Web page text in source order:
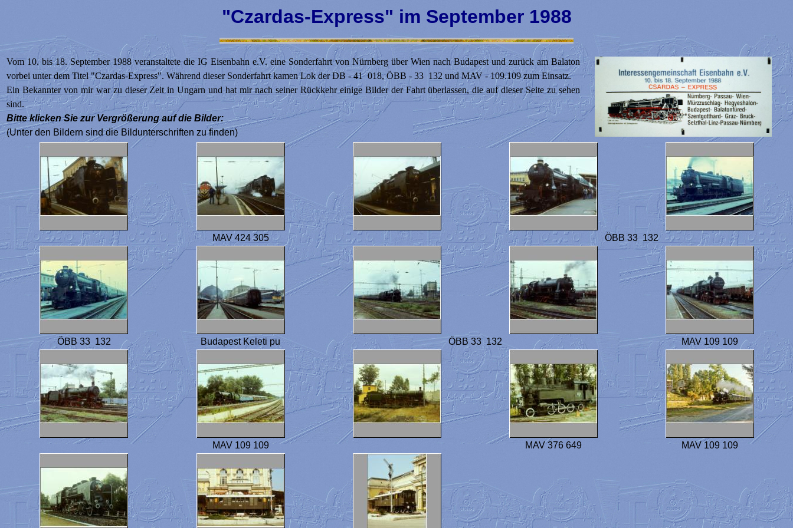
"Czardas-Express" im September 1988
Vom 10. bis 18. September 1988 veranstaltete die IG Eisenbahn e.V. eine Sonderfahrt von Nürnberg über Wien nach Budapest und zurück am Balaton
vorbei unter dem Titel "Czardas-Express". Während dieser Sonderfahrt kamen Lok der DB - 41 018, ÖBB - 33 132 und MAV - 109.109 zum Einsatz.
Ein Bekannter von mir war zu dieser Zeit in Ungarn und hat mir nach seiner Rückkehr einige Bilder der Fahrt überlassen, die auf dieser Seite zu sehen
sind.
Bitte klicken Sie zur Vergrößerung auf die Bilder:
(Unter den Bildern sind die Bildunterschriften zu finden)
MAV 424 305 ÖBB 33 132
ÖBB 33 132 Budapest Keleti pu ÖBB 33 132 MAV 109 109
MAV 109 109 MAV 376 649 MAV 109 109